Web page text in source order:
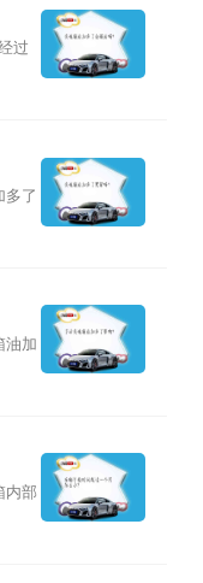
过
多了
油加
内部